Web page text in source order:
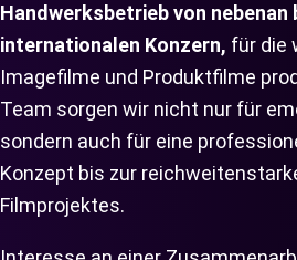
Handwerksbetrieb von nebenan
internationalen Konzern, für die
Imagefilme und Produktfilme
Team sorgen wir nicht nur für
sondern auch für eine
Konzept bis zur
Filmprojektes.